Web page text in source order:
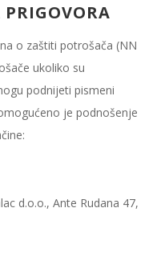
o zaštiti potrošača (NN
ukoliko su
podnijeti pismeni
je podnošenje
d.o.o., Ante Rudana 47,